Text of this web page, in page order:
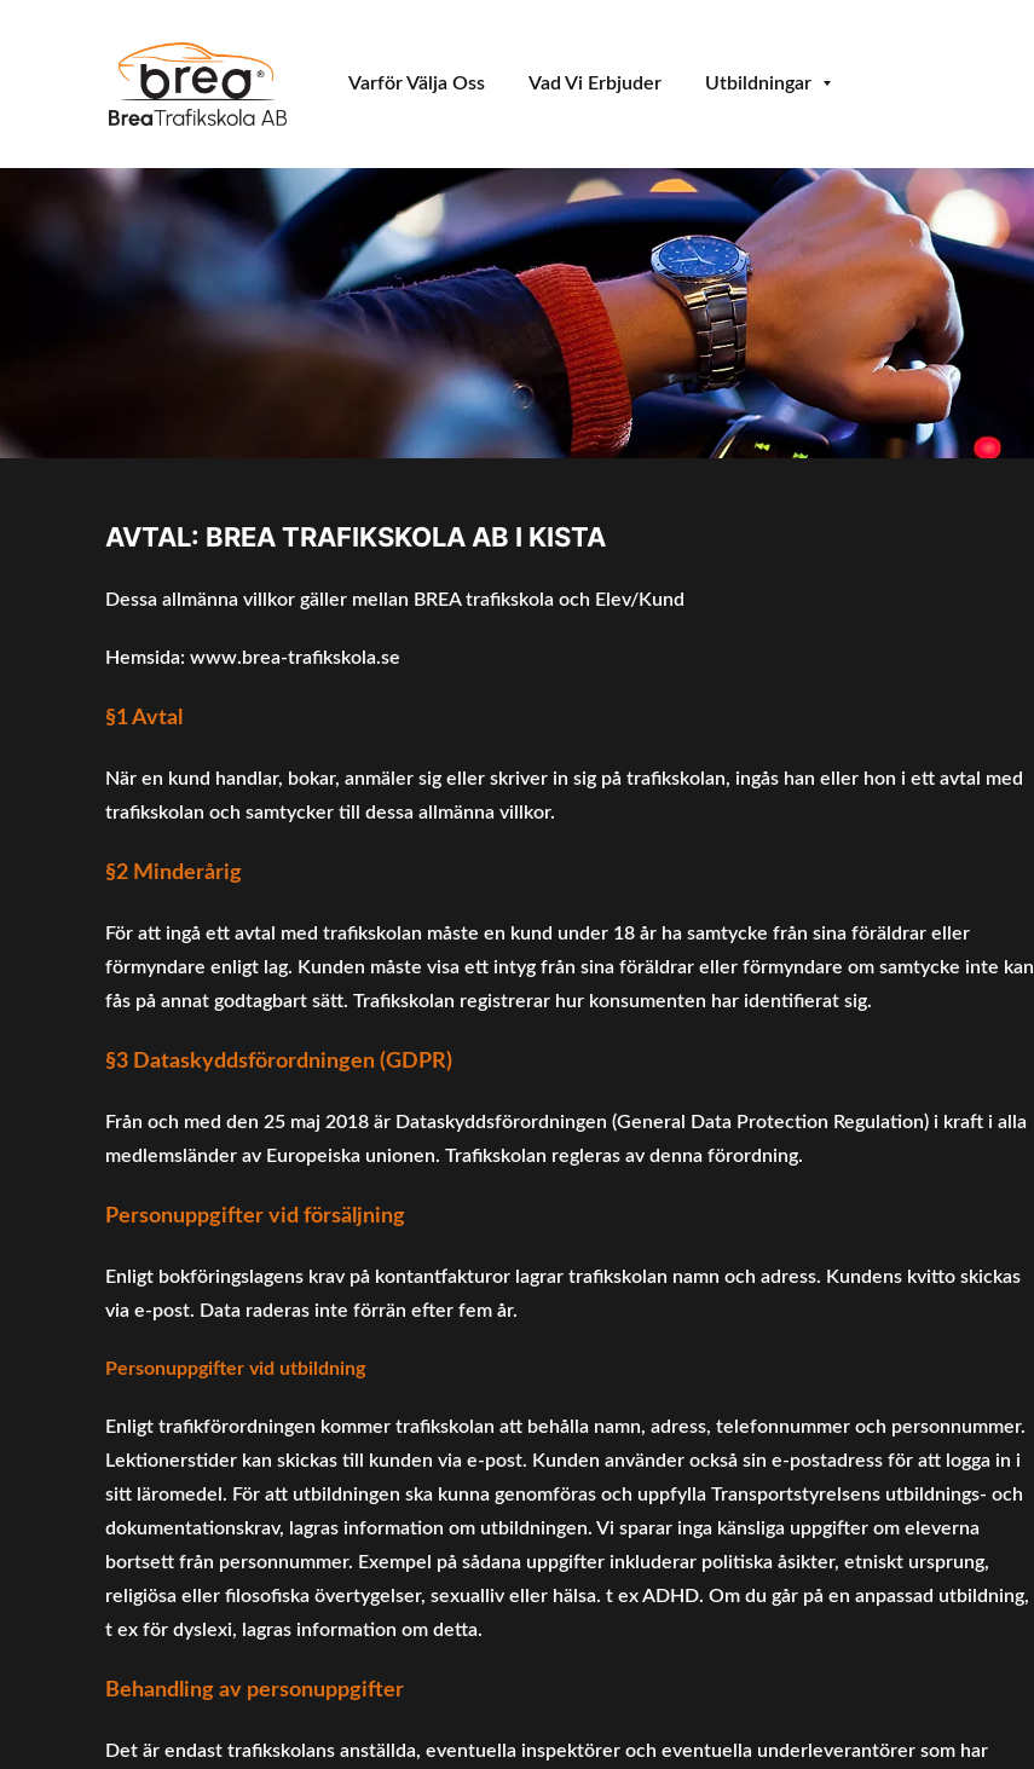
Varför Välja Oss Vad Vi Erbjuder Utbildningar
AVTAL: BREA TRAFIKSKOLA AB I KISTA
Dessa allmänna villkor gäller mellan BREA trafikskola och Elev/Kund
Hemsida: www.brea-trafikskola.se
§1 Avtal
När en kund handlar, bokar, anmäler sig eller skriver in sig på trafikskolan, ingås han eller hon i ett avtal med
trafikskolan och samtycker till dessa allmänna villkor.
§2 Minderårig
För att ingå ett avtal med trafikskolan måste en kund under 18 år ha samtycke från sina föräldrar eller
förmyndare enligt lag. Kunden måste visa ett intyg från sina föräldrar eller förmyndare om samtycke inte kan
fås på annat godtagbart sätt. Trafikskolan registrerar hur konsumenten har identifierat sig.
§3 Dataskyddsförordningen (GDPR)
Från och med den 25 maj 2018 är Dataskyddsförordningen (General Data Protection Regulation) i kraft i alla
medlemsländer av Europeiska unionen. Trafikskolan regleras av denna förordning.
Personuppgifter vid försäljning
Enligt bokföringslagens krav på kontantfakturor lagrar trafikskolan namn och adress. Kundens kvitto skickas
via e-post. Data raderas inte förrän efter fem år.
Personuppgifter vid utbildning
Enligt trafikförordningen kommer trafikskolan att behålla namn, adress, telefonnummer och personnummer.
Lektionerstider kan skickas till kunden via e-post. Kunden använder också sin e-postadress för att logga in i
sitt läromedel. För att utbildningen ska kunna genomföras och uppfylla Transportstyrelsens utbildnings- och
dokumentationskrav, lagras information om utbildningen. Vi sparar inga känsliga uppgifter om eleverna
bortsett från personnummer. Exempel på sådana uppgifter inkluderar politiska åsikter, etniskt ursprung,
religiösa eller filosofiska övertygelser, sexualliv eller hälsa. t ex ADHD. Om du går på en anpassad utbildning,
t ex för dyslexi, lagras information om detta.
Behandling av personuppgifter
Det är endast trafikskolans anställda, eventuella inspektörer och eventuella underleverantörer som har